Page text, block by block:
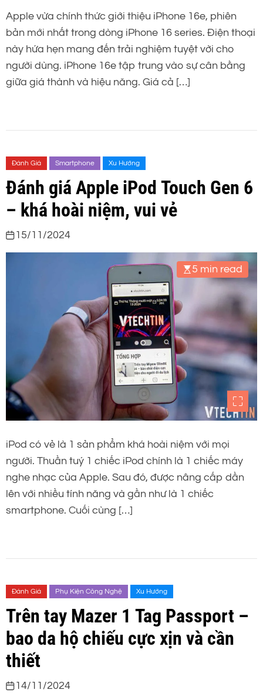
Apple vừa chính thức giới thiệu iPhone 16e, phiên
bản mới nhất trong dòng iPhone 16 series. Điện thoại
này hứa hẹn mang đến trải nghiệm tuyệt vời cho
người dùng. iPhone 16e tập trung vào sự cân bằng
giữa giá thành và hiệu năng. Giá cả […]
Đánh Giá Smartphone Xu Hướng
Đánh giá Apple iPod Touch Gen 6
– khá hoài niệm, vui vẻ
15/11/2024
5 min read
iPod có vẻ là 1 sản phẩm khá hoài niệm với mọi
người. Thuần tuý 1 chiếc iPod chính là 1 chiếc máy
nghe nhạc của Apple. Sau đó, được nâng cấp dần
lên với nhiều tính năng và gần như là 1 chiếc
smartphone. Cuối cùng […]
Đánh Giá Phụ Kiện Công Nghệ Xu Hướng
Trên tay Mazer 1 Tag Passport –
bao da hộ chiếu cực xịn và cần
thiết
14/11/2024